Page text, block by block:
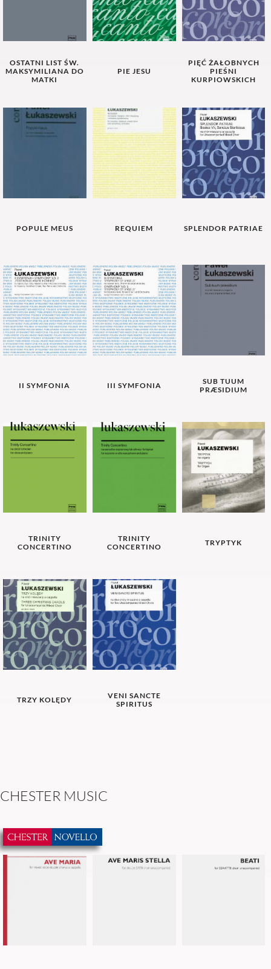
OSTATNI LIST ŚW.
MAKSYMILIANA DO
MATKI
PIE JESU
PIĘĆ ŻAŁOBNYCH
PIEŚNI
KURPIOWSKICH
POPULE MEUS REQUIEM SPLENDOR PATRIAE
II SYMFONIA III SYMFONIA
SUB TUUM
PRÆSIDIUM
TRINITY
CONCERTINO
TRINITY
CONCERTINO
TRYPTYK
TRZY KOLĘDY
VENI SANCTE
SPIRITUS
CHESTER MUSIC